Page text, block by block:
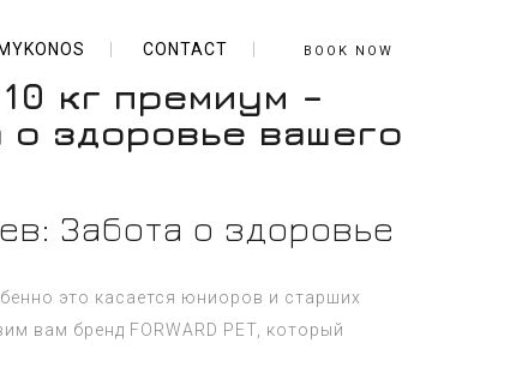
MYKONOS CONTACT BOOK NOW
кг премиум –
о здоровье вашего
Забота о здоровье
это касается юниоров и старших
вам бренд FORWARD PET, который